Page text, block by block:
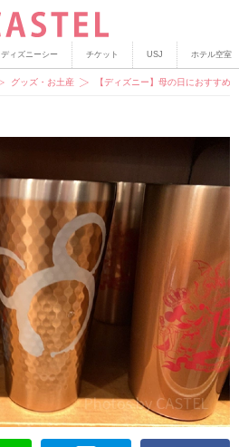
ディズニーシー チケット USJ ホテル空室
グッズ・お土産 【ディズニー】母の日におすすめ